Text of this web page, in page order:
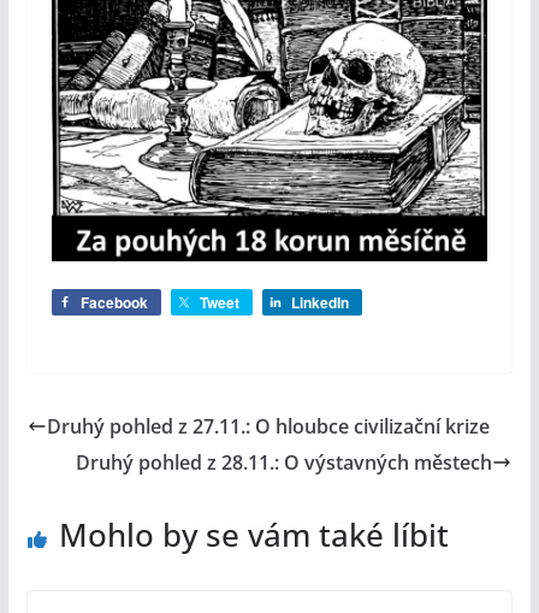
Facebook Tweet LinkedIn
Druhý pohled z 27.11.: O hloubce civilizační krize
Druhý pohled z 28.11.: O výstavných městech
Mohlo by se vám také líbit